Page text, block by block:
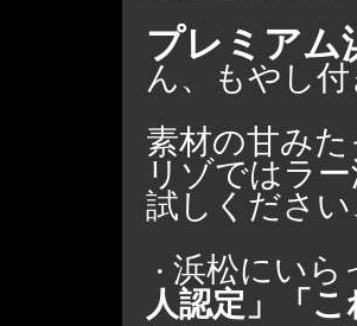
プレミアム
ん、もやし
素材の甘み
リゾではラ
試しくださ
・ 浜松にいら
人認定」「